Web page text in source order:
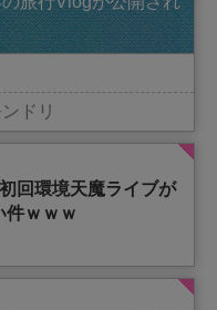
ドリ
回環境天魔ライブが
件ｗｗｗ